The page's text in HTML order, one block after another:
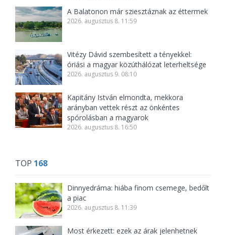
A Balatonon már sziesztáznak az éttermek
2026. augusztus 8. 11:59
Vitézy Dávid szembesített a tényekkel:
óriási a magyar közúthálózat leterheltsége
2026. augusztus 9. 08:10
Kapitány István elmondta, mekkora
arányban vettek részt az önkéntes
spórolásban a magyarok
2026. augusztus 8. 16:50
TOP 168
Dinnyedráma: hiába finom csemege, bedőlt
a piac
2026. augusztus 8. 11:39
Most érkezett: ezek az árak jelenhetnek